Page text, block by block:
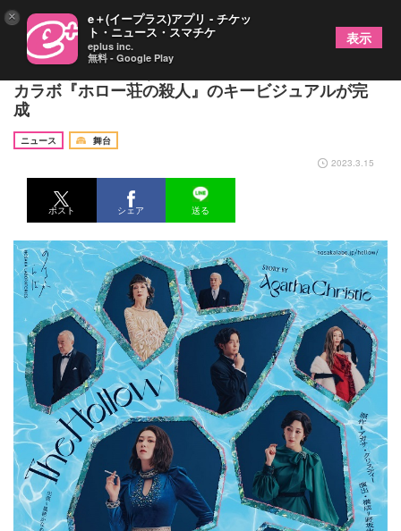
凰稀かなめ、紅ゆずる、林翔太らが勢ぞろい ノサ
カラボ『ホロー荘の殺人』のキービジュアルが完
成
ニュース
舞台
2023.3.15
ポスト シェア 送る
× e＋(イープラス)アプリ - チケッ
ト・ニュース・スマチケ
eplus inc.
無料 - Google Play
表示